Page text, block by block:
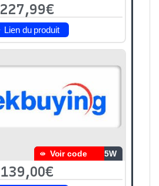
227,99€
Lien du produit
Voir code R5W
139,00€